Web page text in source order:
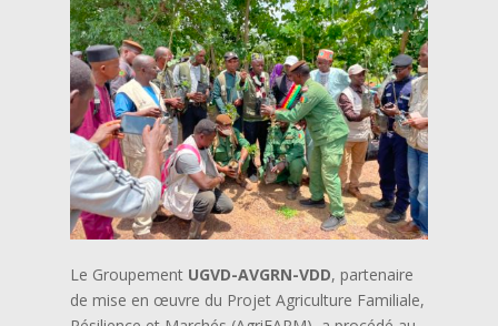
Le Groupement UGVD-AVGRN-VDD, partenaire
de mise en œuvre du Projet Agriculture Familiale,